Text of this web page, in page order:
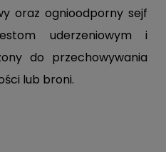
oraz ognioodporny sejf
uderzeniowym i
do przechowywania
lub broni.